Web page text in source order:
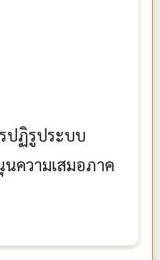
ปฏิรูประบบ
นความเสมอภาค